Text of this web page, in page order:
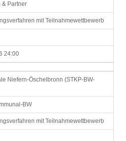
& Partner
mit Teilnahmewettbewerb
24:00
Niefern-Öschelbronn (STKP-BW-
BW
mit Teilnahmewettbewerb